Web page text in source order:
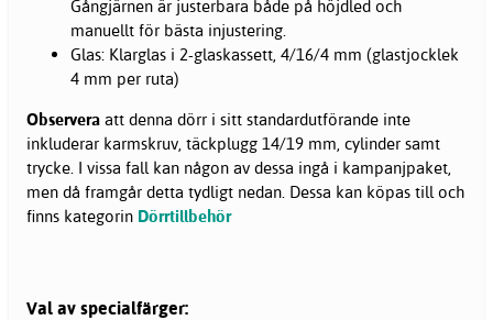
Gångjärnen är justerbara både på höjdled och
manuellt för bästa injustering.
Glas: Klarglas i 2-glaskassett, 4/16/4 mm (glastjocklek
4 mm per ruta)
Observera att denna dörr i sitt standardutförande inte
inkluderar karmskruv, täckplugg 14/19 mm, cylinder samt
trycke. I vissa fall kan någon av dessa ingå i kampanjpaket,
men då framgår detta tydligt nedan. Dessa kan köpas till och
finns kategorin Dörrtillbehör
Val av specialfärger: